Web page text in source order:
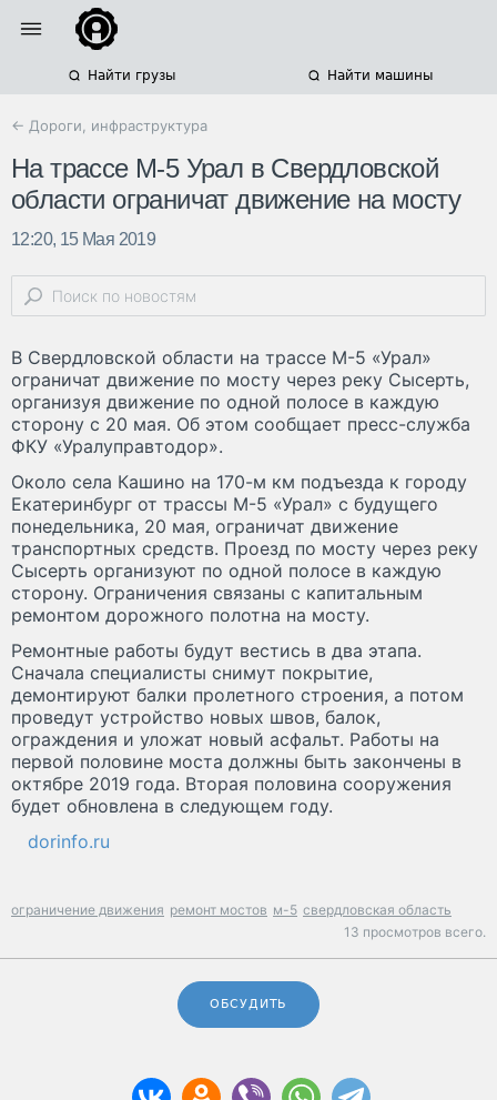
Найти грузы Найти машины
← Дороги, инфраструктура
На трассе М-5 Урал в Свердловской
области ограничат движение на мосту
12:20, 15 Мая 2019
В Свердловской области на трассе М-5 «Урал»
ограничат движение по мосту через реку Сысерть,
организуя движение по одной полосе в каждую
сторону с 20 мая. Об этом сообщает пресс-служба
ФКУ «Уралуправтодор».
Около села Кашино на 170-м км подъезда к городу
Екатеринбург от трассы М-5 «Урал» с будущего
понедельника, 20 мая, ограничат движение
транспортных средств. Проезд по мосту через реку
Сысерть организуют по одной полосе в каждую
сторону. Ограничения связаны с капитальным
ремонтом дорожного полотна на мосту.
Ремонтные работы будут вестись в два этапа.
Сначала специалисты снимут покрытие,
демонтируют балки пролетного строения, а потом
проведут устройство новых швов, балок,
ограждения и уложат новый асфальт. Работы на
первой половине моста должны быть закончены в
октябре 2019 года. Вторая половина сооружения
будет обновлена в следующем году.
dorinfo.ru
ограничение движения ремонт мостов м-5 свердловская область
13 просмотров всего.
ОБСУДИТЬ